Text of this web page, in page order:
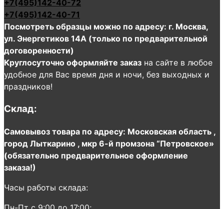
+7(495)142-40-72
+7(495)142-40-71
Посмотреть образцы можно по адресу: г. Москва,
ул. Энергетиков 14А (только по предварительной
договоренности)
Круглосуточно оформляйте заказ на сайте в любое
удобное для Вас время дня и ночи, без выходных и
праздников!
Склад:
Самовывоз товара по адресу: Московская область ,
город Лыткарино , мкр 6-й промзона “Петровское»
(обязательно предварительное оформление
заказа!)
Часы работы склада: